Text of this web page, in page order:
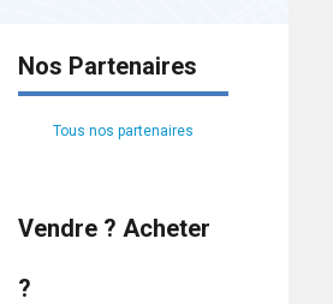
Nos Partenaires
Tous nos partenaires
Vendre ? Acheter
?